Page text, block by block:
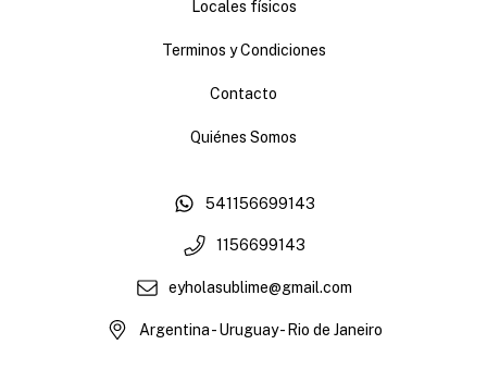
Locales físicos
Terminos y Condiciones
Contacto
Quiénes Somos
541156699143
1156699143
eyholasublime@gmail.com
Argentina - Uruguay - Rio de Janeiro